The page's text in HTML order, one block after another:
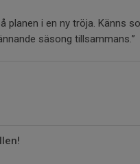
planen i en ny tröja. Känns
säsong tillsammans.”